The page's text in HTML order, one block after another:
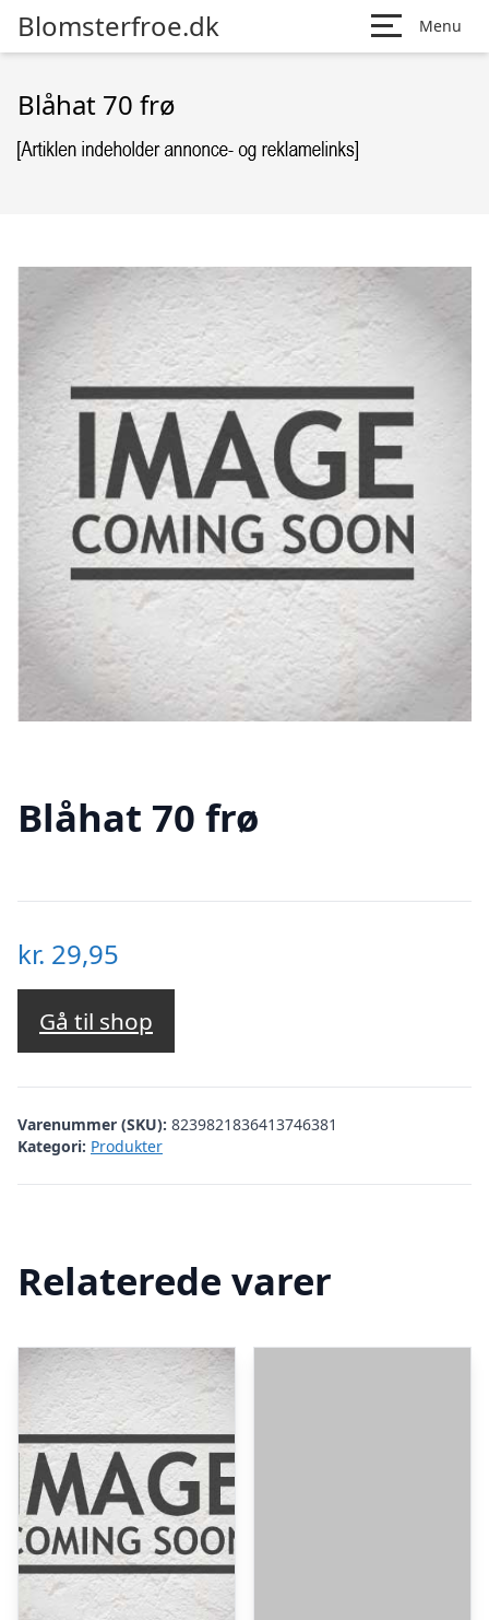
Blomsterfroe.dk Menu
Blåhat 70 frø
Blåhat 70 frø
kr. 29,95
Gå til shop
Varenummer (SKU): 8239821836413746381
Kategori: Produkter
Relaterede varer